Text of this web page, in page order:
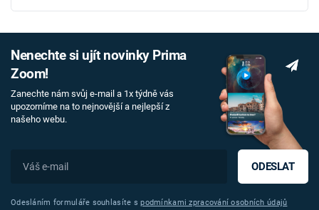
Nenechte si ujít novinky Prima
Zoom!
Zanechte nám svůj e-mail a 1x týdně vás
upozorníme na to nejnovější a nejlepší z
našeho webu.
ODESLAT
Odesláním formuláře souhlasíte spodmínkami zpracování osobních údajů